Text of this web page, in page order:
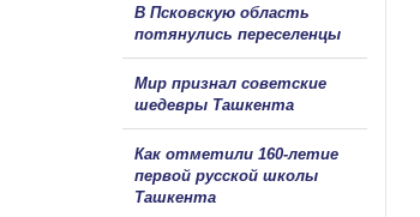
В Псковскую область
потянулись переселенцы
Мир признал советские
шедевры Ташкента
Как отметили 160-летие
первой русской школы
Ташкента